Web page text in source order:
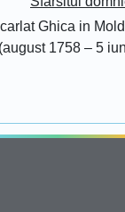
Ghica in
1758 – 5